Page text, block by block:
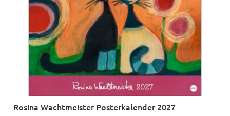
Rosina Wachtmeister Posterkalender 2027